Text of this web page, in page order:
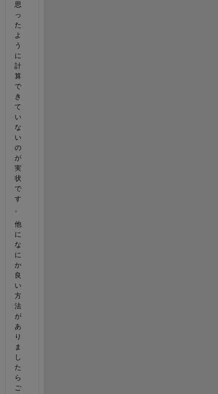
思
っ
た
よ
う
に
計
算
で
き
て
い
な
い
の
が
実
状
で
す
。
他
に
な
に
か
良
い
方
法
が
あ
り
ま
し
た
ら
ご